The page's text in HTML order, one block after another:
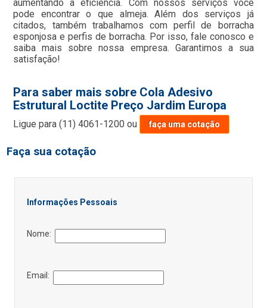
aumentando a eficiência. Com nossos serviços você
pode encontrar o que almeja. Além dos serviços já
citados, também trabalhamos com perfil de borracha
esponjosa e perfis de borracha. Por isso, fale conosco e
saiba mais sobre nossa empresa. Garantimos a sua
satisfação!
Para saber mais sobre Cola Adesivo
Estrutural Loctite Preço Jardim Europa
Ligue para(11) 4061-1200 ou faça uma cotação
Faça sua cotação
Informações Pessoais
Nome:
Email: